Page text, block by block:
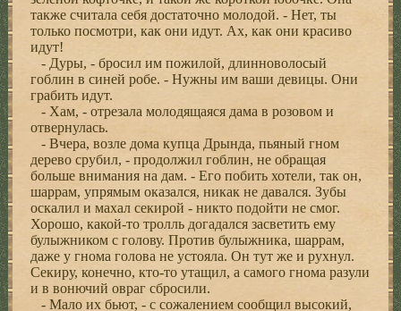
также считала себя достаточно молодой. - Нет, ты
только посмотри, как они идут. Ах, как они красиво
идут!
- Дуры, - бросил им пожилой, длинноволосый
гоблин в синей робе. - Нужны им ваши девицы. Они
грабить идут.
- Хам, - отрезала молодящаяся дама в розовом и
отвернулась.
- Вчера, возле дома купца Дрында, пьяный гном
дерево срубил, - продолжил гоблин, не обращая
больше внимания на дам. - Его побить хотели, так он,
шаррам, упрямым оказался, никак не давался. Зубы
оскалил и махал секирой - никто подойти не смог.
Хорошо, какой-то тролль догадался засветить ему
булыжником с голову. Против булыжника, шаррам,
даже у гнома голова не устояла. Он тут же и рухнул.
Секиру, конечно, кто-то утащил, а самого гнома разули
и в вонючий овраг сбросили.
- Мало их бьют, - с сожалением сообщил высокий,